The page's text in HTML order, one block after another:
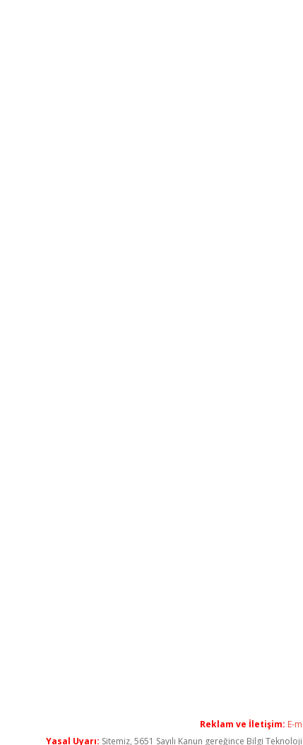
Reklam ve İletişim: E-
Yasal Uyarı: Sitemiz, 5651 Sayılı Kanun gereğince Bilgi